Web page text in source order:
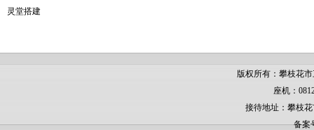
灵堂搭建
版权所有：攀枝花
座机：
接待地址：攀枝
备案